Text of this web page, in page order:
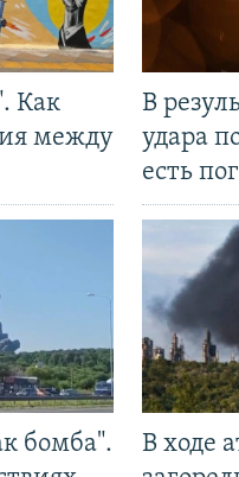
Как
между
бомба".
В
удара
есть
В ходе